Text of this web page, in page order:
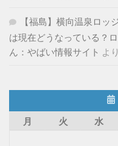
【福島】横向温泉ロッ
は現在どうなっている？
ん：やばい情報サイト より
月
火 水